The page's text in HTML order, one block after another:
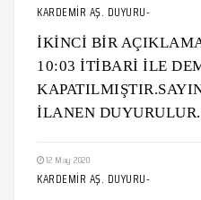
KARDEMİR AŞ. DUYURU-
İKİNCİ BİR
10:03 İTİBARİ İLE
İLANEN DUYURULUR.
12 May 2020
KARDEMİR AŞ. DUYURU-